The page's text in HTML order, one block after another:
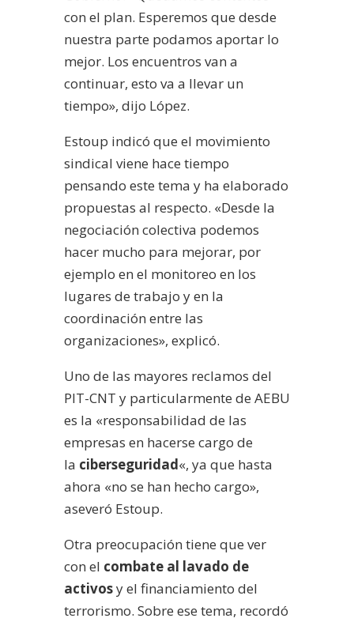
con el plan. Esperemos que desde
nuestra parte podamos aportar lo
mejor. Los encuentros van a
continuar, esto va a llevar un
tiempo», dijo López.
Estoup indicó que el movimiento
sindical viene hace tiempo
pensando este tema y ha elaborado
propuestas al respecto. «Desde la
negociación colectiva podemos
hacer mucho para mejorar, por
ejemplo en el monitoreo en los
lugares de trabajo y en la
coordinación entre las
organizaciones», explicó.
Uno de las mayores reclamos del
PIT-CNT y particularmente de AEBU
es la «responsabilidad de las
empresas en hacerse cargo de
la ciberseguridad«, ya que hasta
ahora «no se han hecho cargo»,
aseveró Estoup.
Otra preocupación tiene que ver
con el combate al lavado de
activosy el financiamiento del
terrorismo. Sobre ese tema, recordó